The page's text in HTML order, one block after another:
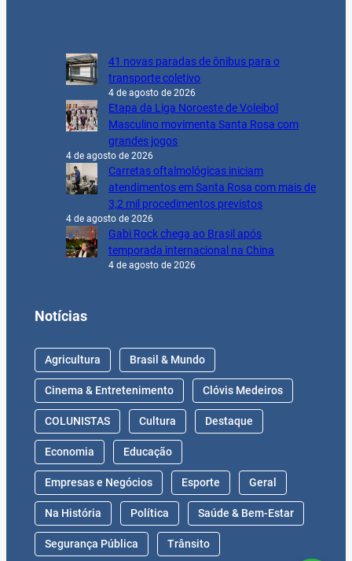
41 novas paradas de ônibus para o
transporte coletivo
4 de agosto de 2026
Etapa da Liga Noroeste de Voleibol
Masculino movimenta Santa Rosa com
grandes jogos
4 de agosto de 2026
Carretas oftalmológicas iniciam
atendimentos em Santa Rosa com mais de
3,2 mil procedimentos previstos
4 de agosto de 2026
Gabi Rock chega ao Brasil após
temporada internacional na China
4 de agosto de 2026
Notícias
Agricultura Brasil & Mundo
Cinema & Entretenimento Clóvis Medeiros
COLUNISTAS Cultura Destaque
Economia Educação
Empresas e Negócios Esporte Geral
Na História Política Saúde & Bem-Estar
Segurança Pública Trânsito